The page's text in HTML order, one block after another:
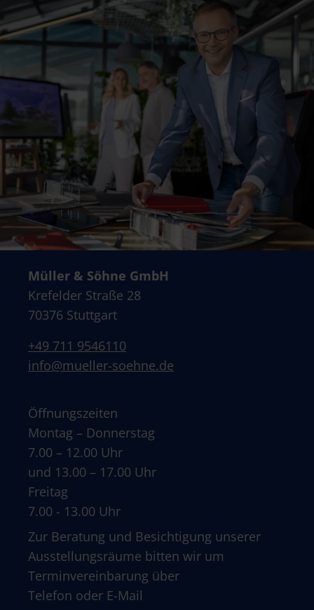
Müller & Söhne GmbH
Krefelder Straße 28
70376 Stuttgart
+49 711 9546110
info@mueller-soehne.de
Öffnungszeiten
Montag – Donnerstag
7.00 – 12.00 Uhr
und 13.00 – 17.00 Uhr
Freitag
7.00 - 13.00 Uhr
Zur Beratung und Besichtigung unserer
Ausstellungsräume bitten wir um
Terminvereinbarung über
Telefon oder E-Mail